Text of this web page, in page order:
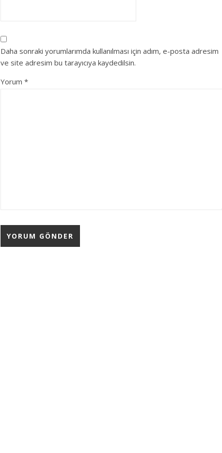
Daha sonraki yorumlarımda kullanılması için adım, e-posta adresim
ve site adresim bu tarayıcıya kaydedilsin.
Yorum *